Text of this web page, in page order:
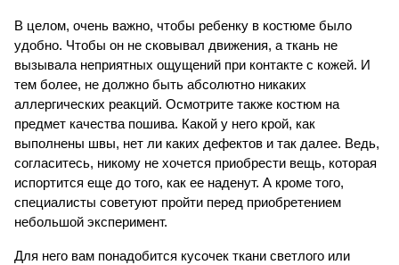
В целом, очень важно, чтобы ребенку в костюме было
удобно. Чтобы он не сковывал движения, а ткань не
вызывала неприятных ощущений при контакте с кожей. И
тем более, не должно быть абсолютно никаких
аллергических реакций. Осмотрите также костюм на
предмет качества пошива. Какой у него крой, как
выполнены швы, нет ли каких дефектов и так далее. Ведь,
согласитесь, никому не хочется приобрести вещь, которая
испортится еще до того, как ее наденут. А кроме того,
специалисты советуют пройти перед приобретением
небольшой эксперимент.
Для него вам понадобится кусочек ткани светлого или